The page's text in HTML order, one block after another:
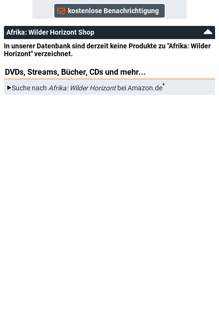
Afrika: Wilder Horizont Shop
In unserer Datenbank sind derzeit keine Produkte zu "Afrika: Wilder
Horizont" verzeichnet.
DVDs, Streams, Bücher, CDs und mehr...
Suche nach Afrika: Wilder Horizontbei Amazon.de*